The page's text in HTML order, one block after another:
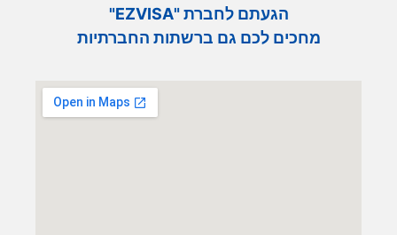
הגעתם לחברת "EZVISA"
מחכים לכם גם ברשתות החברתיות